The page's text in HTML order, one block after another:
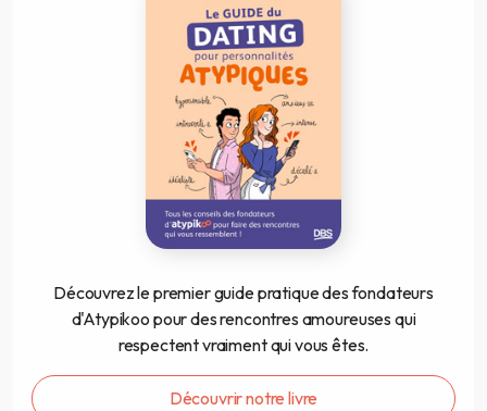
Découvrez le premier guide pratique des fondateurs
d'Atypikoo pour des rencontres amoureuses qui
respectent vraiment qui vous êtes.
Découvrir notre livre